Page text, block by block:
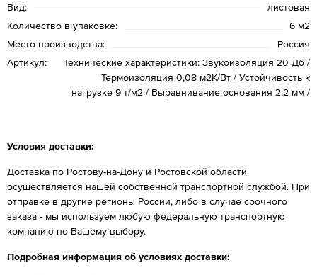
Вид:
листовая
Количество в упаковке:
6 м2
Место производства:
Россия
Артикул:
Технические характеристики: Звукоизоляция 20 Дб /
Термоизоляция 0,08 м2К/Вт / Устойчивость к
нагрузке 9 т/м2 / Выравнивание основания 2,2 мм /
Условия доставки:
Доставка по Ростову-на-Дону и Ростовской области
осуществляется нашей собственной транспортной службой. При
отправке в другие регионы России, либо в случае срочного
заказа - мы используем любую федеральную транспортную
компанию по Вашему выбору.
Подробная информация об условиях доставки: